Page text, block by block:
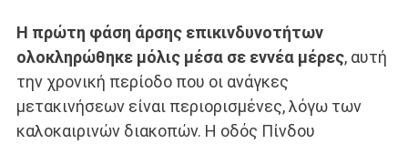
Η πρώτη φάση άρσης επικινδυνοτήτων
ολοκληρώθηκε μόλις μέσα σε εννέα μέρες, αυτή
την χρονική περίοδο που οι ανάγκες
μετακινήσεων είναι περιορισμένες, λόγω των
καλοκαιρινών διακοπών. Η οδός Πίνδου